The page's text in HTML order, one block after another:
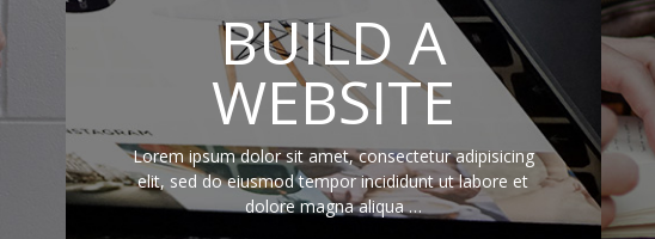
BUILD A
WEBSITE
Lorem ipsum dolor sit amet, consectetur adipisicing
elit, sed do eiusmod tempor incididunt ut labore et
dolore magna aliqua …